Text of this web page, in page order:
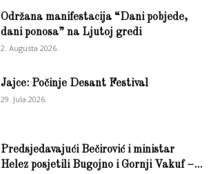
Održana manifestacija “Dani pobjede,
dani ponosa” na Ljutoj gredi
2. Augusta 2026.
Jajce: Počinje Desant Festival
29. Jula 2026.
Predsjedavajući Bečirović i ministar
Helez posjetili Bugojno i Gornji Vakuf –...